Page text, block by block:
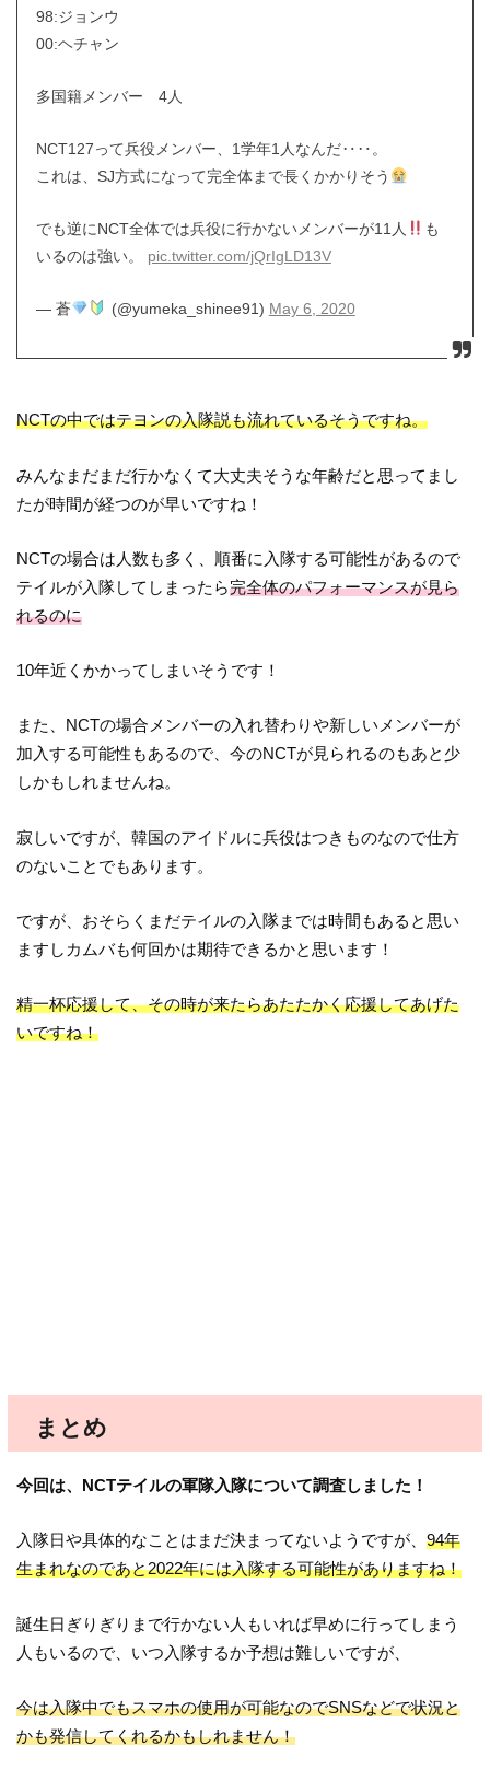
98:ジョンウ
00:ヘチャン
多国籍メンバー 4人
NCT127って兵役メンバー、1学年1人なんだ‥‥。
これは、SJ方式になって完全体まで長くかかりそう
でも逆にNCT全体では兵役に行かないメンバーが11人
も
いるのは強い。 pic.twitter.com/jQrIgLD13V
— 蒼 (@yumeka_shinee91) May 6, 2020
NCTの中ではテヨンの入隊説も流れているそうですね。
みんなまだまだ行かなくて大丈夫そうな年齢だと思ってまし
たが時間が経つのが早いですね！
NCTの場合は人数も多く、順番に入隊する可能性があるので
テイルが入隊してしまったら完全体のパフォーマンスが見ら
れるのに
10年近くかかってしまいそうです！
また、NCTの場合メンバーの入れ替わりや新しいメンバーが
加入する可能性もあるので、今のNCTが見られるのもあと少
しかもしれませんね。
寂しいですが、韓国のアイドルに兵役はつきものなので仕方
のないことでもあります。
ですが、おそらくまだテイルの入隊までは時間もあると思い
ますしカムバも何回かは期待できるかと思います！
精一杯応援して、その時が来たらあたたかく応援してあげた
いですね！
まとめ
今回は、NCTテイルの軍隊入隊について調査しました！
入隊日や具体的なことはまだ決まってないようですが、94年
生まれなのであと2022年には入隊する可能性がありますね！
誕生日ぎりぎりまで行かない人もいれば早めに行ってしまう
人もいるので、いつ入隊するか予想は難しいですが、
今は入隊中でもスマホの使用が可能なのでSNSなどで状況と
かも発信してくれるかもしれません！